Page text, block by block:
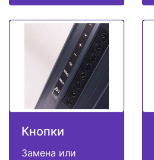
Кнопки
Замена или